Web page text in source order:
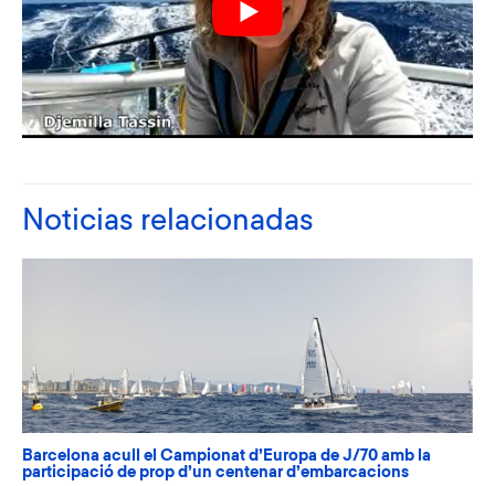
Noticias relacionadas
Barcelona acull el Campionat d’Europa de J/70 amb la
participació de prop d’un centenar d’embarcacions